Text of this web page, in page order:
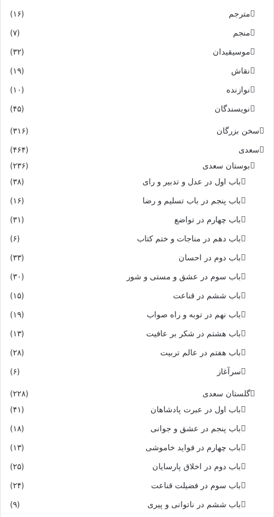
مترجم
(۱۶)
منجم
(۷)
موسیقیدان
(۳۲)
نقاش
(۱۹)
نوازنده
(۱۰)
نویسندگان
(۴۵)
سخن بزرگان
(۳۱۶)
سعدی
(۴۶۴)
بوستان سعدی
(۲۳۶)
باب اول در عدل و تدبیر و رای
(۳۸)
باب پنجم در باب تسلیم و رضا
(۱۶)
باب چهارم در تواضع
(۳۱)
باب دهم در مناجات و ختم کتاب
(۶)
باب دوم در احسان
(۳۳)
باب سوم در عشق و مستی و شور
(۳۰)
باب ششم در قناعت
(۱۵)
باب نهم در توبه و راه صواب
(۱۹)
باب هشتم در شکر بر عافیت
(۱۳)
باب هفتم در عالم تربیت
(۲۸)
سرآغاز
(۶)
گلستان سعدی
(۲۲۸)
باب اول در عبرت پادشاهان
(۴۱)
باب پنجم در عشق و جوانى
(۱۸)
باب چهارم در فواید خاموشى
(۱۳)
باب دوم در اخلاق پارسایان
(۲۵)
باب سوم در فضیلت قناعت
(۲۴)
باب ششم در ناتوانى و پیرى
(۹)